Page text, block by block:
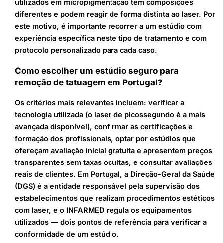
utilizados em micropigmentação têm composições
diferentes e podem reagir de forma distinta ao laser. Por
este motivo, é importante recorrer a um estúdio com
experiência específica neste tipo de tratamento e com
protocolo personalizado para cada caso.
Como escolher um estúdio seguro para
remoção de tatuagem em Portugal?
Os critérios mais relevantes incluem: verificar a
tecnologia utilizada (o laser de picossegundo é a mais
avançada disponível), confirmar as certificações e
formação dos profissionais, optar por estúdios que
ofereçam avaliação inicial gratuita e apresentem preços
transparentes sem taxas ocultas, e consultar avaliações
reais de clientes. Em Portugal, a Direção-Geral da Saúde
(DGS) é a entidade responsável pela supervisão dos
estabelecimentos que realizam procedimentos estéticos
com laser, e o INFARMED regula os equipamentos
utilizados — dois pontos de referência para verificar a
conformidade de um estúdio.